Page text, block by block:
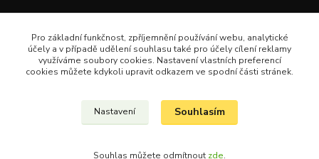
Kontaktujte nás
Tel.: + 420 777 282 683
© Copyright 2018 – 2024 Palkar.cz
Pro základní funkčnost, zpříjemnění používání webu, analytické
účely a v případě udělení souhlasu také pro účely cílení reklamy
využíváme soubory cookies. Nastavení vlastních preferencí
cookies můžete kdykoli upravit odkazem ve spodní části stránek.
Nastavení Souhlasím
Souhlas můžete odmítnout zde.